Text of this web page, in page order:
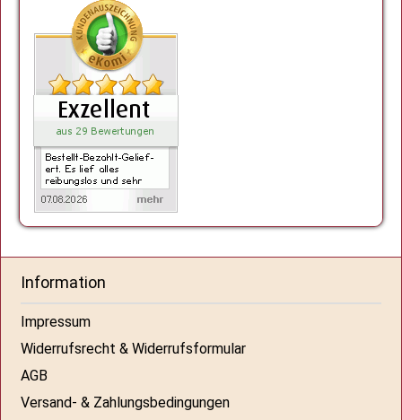
Information
Impressum
Widerrufsrecht & Widerrufsformular
AGB
Versand- & Zahlungsbedingungen